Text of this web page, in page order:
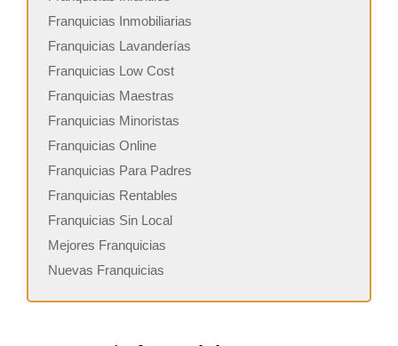
Franquicias Inmobiliarias
Franquicias Lavanderías
Franquicias Low Cost
Franquicias Maestras
Franquicias Minoristas
Franquicias Online
Franquicias Para Padres
Franquicias Rentables
Franquicias Sin Local
Mejores Franquicias
Nuevas Franquicias